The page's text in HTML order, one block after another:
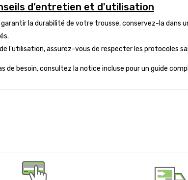
d’entretien et d'utilisation
garantir la durabilité de votre trousse, conservez-la dans
de l'utilisation, assurez-vous de respecter les protocoles
de besoin, consultez la notice incluse pour un guide